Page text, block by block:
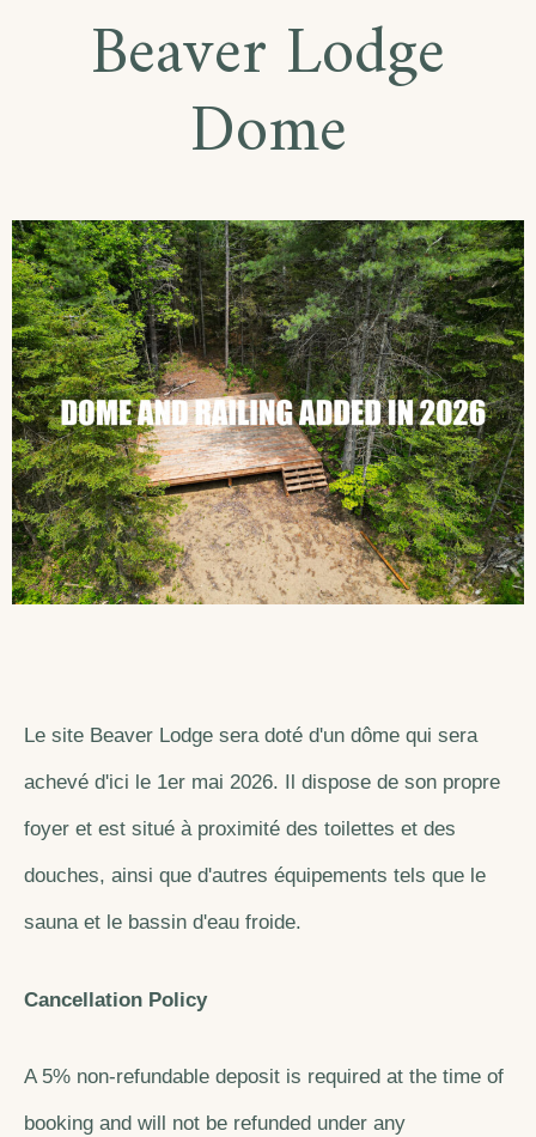
Beaver Lodge
Dome
Le site Beaver Lodge sera doté d'un dôme qui sera
achevé d'ici le 1er mai 2026. Il dispose de son propre
foyer et est situé à proximité des toilettes et des
douches, ainsi que d'autres équipements tels que le
sauna et le bassin d'eau froide.
Cancellation Policy
A 5% non-refundable deposit is required at the time of
booking and will not be refunded under any